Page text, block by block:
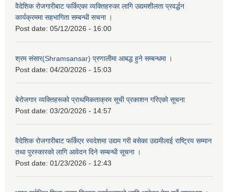
वैदेशिक रोजगारीबाट फर्किएका व्यक्तिहरुका लागि उद्यमशीलता प्रवर्द्धन
कार्यक्रममा सहभागिता सम्बन्धी सचना ।
Post date: 05/12/2026 - 16:00
श्रम संसार(Shramsansar) प्रणालीमा आबद्ध हुने सम्बन्धमा ।
Post date: 04/20/2026 - 15:03
बेरोजगार व्यक्तिहरूको प्राथमिकताक्रम सूची प्रकाशन गरिएको सूचना
Post date: 03/20/2026 - 14:57
वैदेशिक रोजगारीबाट फर्किएर स्वदेशमा उद्यम गरी बसेका उद्यमीलाई राष्ट्रिय सम्मान
तथा पुरस्कारको लागि आवेदन दिने सम्बन्धी सूचना ।
Post date: 01/23/2026 - 12:43